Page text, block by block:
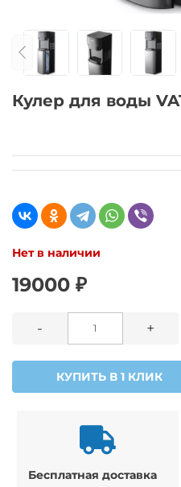
Кулер для воды
Нет в наличии
19000 ₽
- +
КУПИТЬ В 1 КЛИК
Бесплатная доставка